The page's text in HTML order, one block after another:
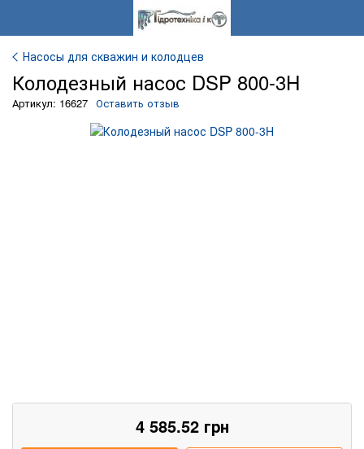
Насосы для скважин и колодцев
Колодезный насос DSP 800-3H
Артикул: 16627 Оставить отзыв
4 585.52грн